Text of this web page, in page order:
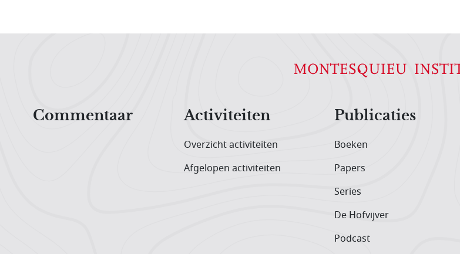
Commentaar
Activiteiten
Overzicht activiteiten
Afgelopen activiteiten
Publicaties
Boeken
Papers
Series
De Hofvijver
Podcast